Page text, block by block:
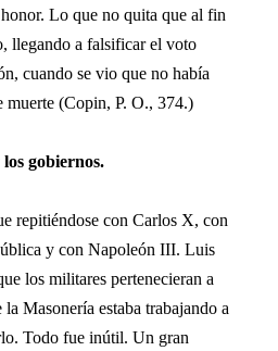
Lo que no quita que al fin
llegando a falsificar el voto
cuando se vio que no había
muerte (Copin, P. O., 374.)
gobiernos.
repitiéndose con Carlos X, con
y con Napoleón III. Luis
los militares pertenecieran a
Masonería estaba trabajando a
Todo fue inútil. Un gran